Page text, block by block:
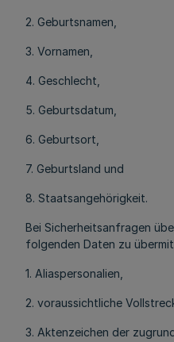
2. Geburtsnamen,
3. Vornamen,
4. Geschlecht,
5. Geburtsdatum,
6. Geburtsort,
7. Geburtsland und
8. Staatsangehörigkeit.
Bei Sicherheitsanfragen
folgenden Daten zu
1. Aliaspersonalien,
2. voraussichtliche
3. Aktenzeichen der